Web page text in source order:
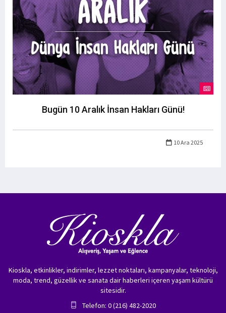
Bugün 10 Aralık İnsan Hakları Günü!
10 Ara 2025
Kioskla, etkinlikler, indirimler, lezzet noktaları, kampanyalar, teknoloji,
moda, trend, güzellik ve sanata dair haberleri içeren yaşam kültürü
sitesidir.
Telefon: 0 (216) 482-2020